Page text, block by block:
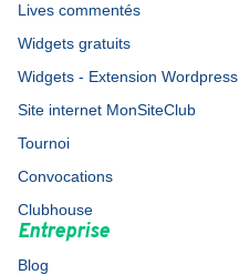
Lives commentés
Widgets gratuits
Widgets - Extension Wordpress
Site internet MonSiteClub
Tournoi
Convocations
Clubhouse
Entreprise
Blog